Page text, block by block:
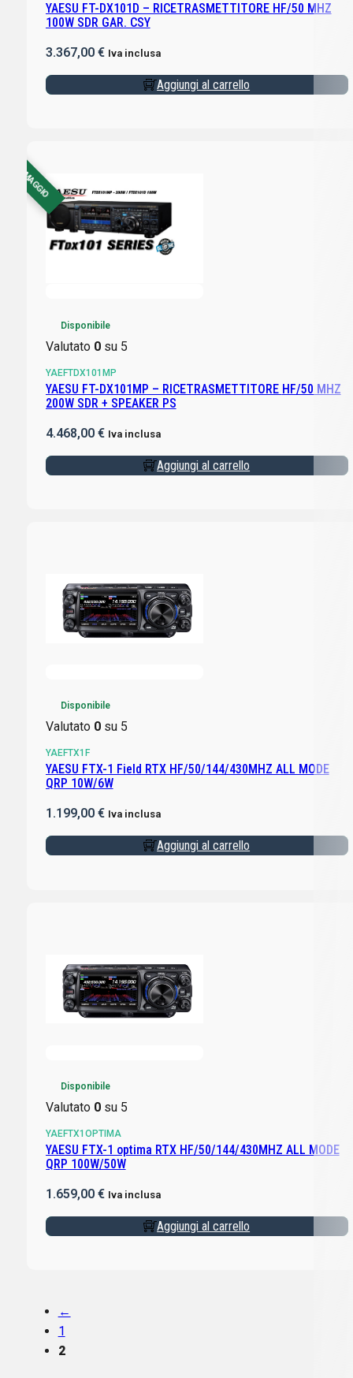
YAESU FT-DX101D – RICETRASMETTITORE HF/50 MHZ
100W SDR GAR. CSY
3.367,00 € Iva inclusa
Aggiungi al carrello
CON OMAGGIO
Disponibile
Valutato 0su 5
YAEFTDX101MP
YAESU FT-DX101MP – RICETRASMETTITORE HF/50 MHZ
200W SDR + SPEAKER PS
4.468,00 € Iva inclusa
Aggiungi al carrello
Disponibile
Valutato 0su 5
YAEFTX1F
YAESU FTX-1 Field RTX HF/50/144/430MHZ ALL MODE
QRP 10W/6W
1.199,00 € Iva inclusa
Aggiungi al carrello
Disponibile
Valutato 0su 5
YAEFTX1OPTIMA
YAESU FTX-1 optima RTX HF/50/144/430MHZ ALL MODE
QRP 100W/50W
1.659,00 € Iva inclusa
Aggiungi al carrello
←
1
2